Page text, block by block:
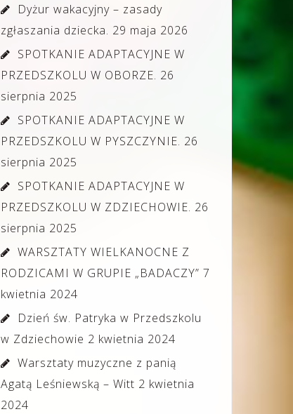
Dyżur wakacyjny – zasady
zgłaszania dziecka. 29 maja 2026
SPOTKANIE ADAPTACYJNE W
PRZEDSZKOLU W OBORZE. 26
sierpnia 2025
SPOTKANIE ADAPTACYJNE W
PRZEDSZKOLU W PYSZCZYNIE. 26
sierpnia 2025
SPOTKANIE ADAPTACYJNE W
PRZEDSZKOLU W ZDZIECHOWIE. 26
sierpnia 2025
WARSZTATY WIELKANOCNE Z
RODZICAMI W GRUPIE „BADACZY” 7
kwietnia 2024
Dzień św. Patryka w Przedszkolu
w Zdziechowie 2 kwietnia 2024
Warsztaty muzyczne z panią
Agatą Leśniewską – Witt 2 kwietnia
2024